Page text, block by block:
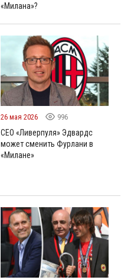
«Милана»?
26 мая 2026 996
CEO «Ливерпуля» Эдвардс
может сменить Фурлани в
«Милане»